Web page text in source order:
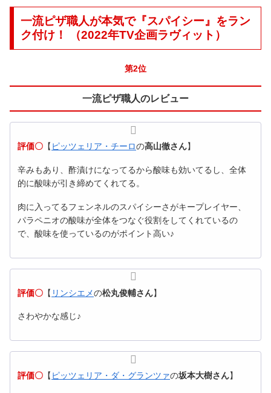
一流ピザ職人が本気で『スパイシー』をラン
ク付け！ （2022年TV企画ラヴィット）
第2位
一流ピザ職人のレビュー
評価〇 【 ピッツェリア・チーロの高山徹さん】
辛みもあり、酢漬けになってるから酸味も効いてるし、全体
的に酸味が引き締めてくれてる。
肉に入ってるフェンネルのスパイシーさがキープレイヤー、
パラペニオの酸味が全体をつなぐ役割をしてくれているの
で、酸味を使っているのがポイント高い♪
評価〇 【 リンシエメの松丸俊輔さん】
さわやかな感じ♪
評価〇 【 ピッツェリア・ダ・グランツァの坂本大樹さん】